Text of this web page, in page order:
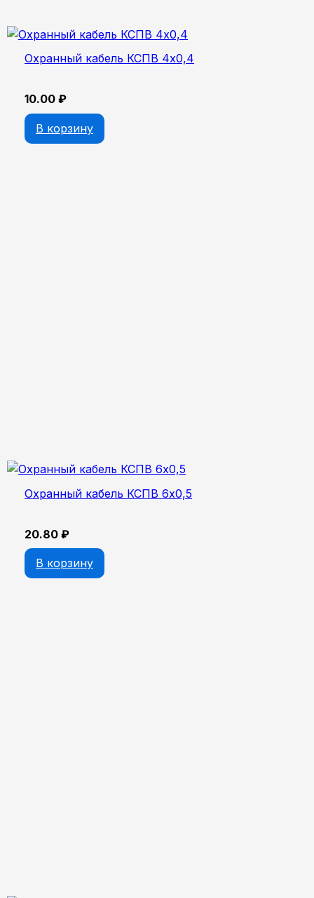
Охранный кабель КСПВ 4х0,4
10.00 ₽
В корзину
Охранный кабель КСПВ 6х0,5
20.80 ₽
В корзину